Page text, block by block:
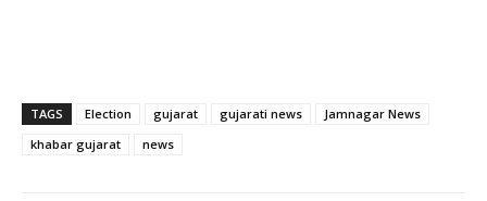
TAGS Election gujarat gujarati news
Jamnagar News
khabar gujarat
news